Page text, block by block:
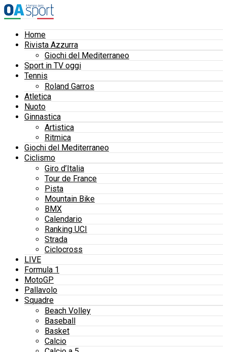
Home
Rivista Azzurra
Giochi del Mediterraneo
Sport in TV oggi
Tennis
Roland Garros
Atletica
Nuoto
Ginnastica
Artistica
Ritmica
Giochi del Mediterraneo
Ciclismo
Giro d’Italia
Tour de France
Pista
Mountain Bike
BMX
Calendario
Ranking UCI
Strada
Ciclocross
LIVE
Formula 1
MotoGP
Pallavolo
Squadre
Beach Volley
Baseball
Basket
Calcio